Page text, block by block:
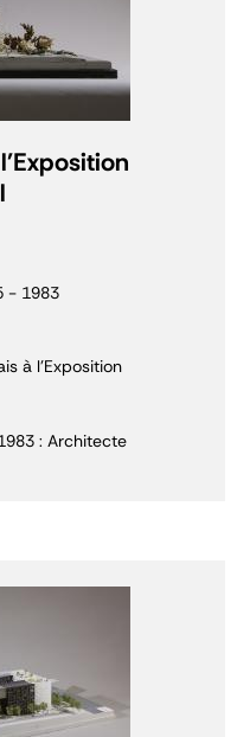
- 1983
à l'Exposition
: Architecte